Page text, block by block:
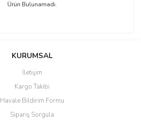
Ürün Bulunamadı.
KURUMSAL
İletişim
Kargo Takibi
Havale Bildirim Formu
Sipariş Sorgula